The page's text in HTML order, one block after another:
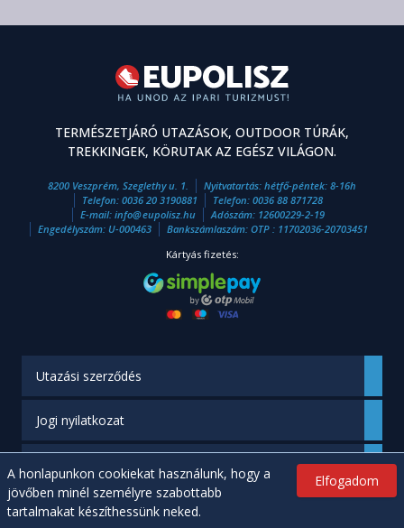
TERMÉSZETJÁRÓ UTAZÁSOK, OUTDOOR TÚRÁK,
TREKKINGEK, KÖRUTAK AZ EGÉSZ VILÁGON.
8200 Veszprém, Szeglethy u. 1.
Nyitvatartás: hétfő-péntek: 8-16h
Telefon: 0036 20 3190881 Telefon: 0036 88 871728
E-mail: info@eupolisz.hu
Adószám: 12600229-2-19
Engedélyszám: U-000463
Bankszámlaszám: OTP : 11702036-20703451
Kártyás fizetés:
Utazási szerződés
Jogi nyilatkozat
Elfogadom
A honlapunkon cookiekat használunk, hogy a
jövőben minél személyre szabottabb
tartalmakat készíthessünk neked.